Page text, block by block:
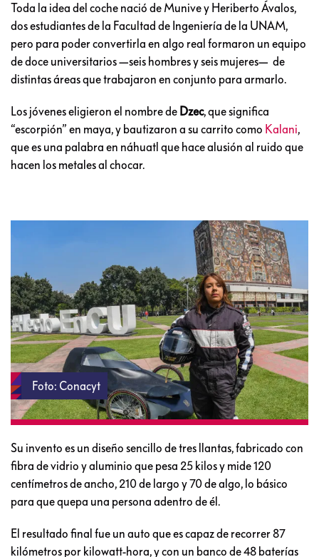
Toda la idea del coche nació de Munive y Heriberto Ávalos,
dos estudiantes de la Facultad de Ingeniería de la UNAM,
pero para poder convertirla en algo real formaron un equipo
de doce universitarios —seis hombres y seis mujeres— de
distintas áreas que trabajaron en conjunto para armarlo.
Los jóvenes eligieron el nombre de Dzec, que significa
“escorpión” en maya, y bautizaron a su carrito como Kalani,
que es una palabra en náhuatl que hace alusión al ruido que
hacen los metales al chocar.
Foto: Conacyt
Su invento es un diseño sencillo de tres llantas, fabricado con
fibra de vidrio y aluminio que pesa 25 kilos y mide 120
centímetros de ancho, 210 de largo y 70 de algo, lo básico
para que quepa una persona adentro de él.
El resultado final fue un auto que es capaz de recorrer 87
kilómetros por kilowatt-hora, y con un banco de 48 baterías